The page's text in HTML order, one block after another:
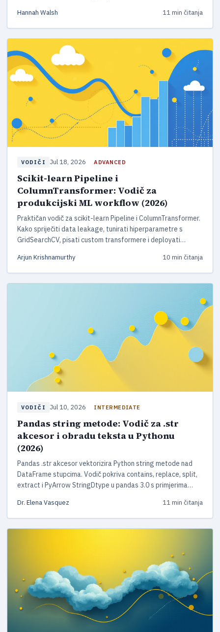
Hannah Walsh 11 min čitanja
VODIČI Jul 18, 2026 ADVANCED
Scikit-learn Pipeline i
ColumnTransformer: Vodič za
produkcijski ML workflow (2026)
Praktičan vodič za scikit-learn Pipeline i ColumnTransformer.
Kako spriječiti data leakage, tunirati hiperparametre s
GridSearchCV, pisati custom transformere i deployati
Arjun Krishnamurthy 10 min čitanja
VODIČI Jul 10, 2026 INTERMEDIATE
Pandas string metode: Vodič za .str
akcesor i obradu teksta u Pythonu
(2026)
Pandas .str akcesor vektorizira Python string metode nad
DataFrame stupcima. Vodič pokriva contains, replace, split,
extract i PyArrow StringDtype u pandas 3.0 s primjerima
Dr. Elena Vasquez 11 min čitanja